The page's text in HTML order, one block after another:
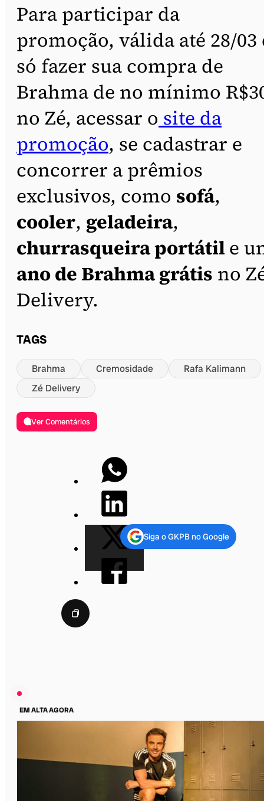
Para participar da
promoção, válida até 28/03
só fazer sua compra de
Brahma de no mínimo
no Zé, acessar o site da
promoção, se cadastrar e
concorrer a prêmios
exclusivos, como sofá,
cooler, geladeira,
churrasqueira portátile
ano de Brahma grátis no
Delivery.
TAGS
Brahma Cremosidade
Rafa Kalimann
Zé Delivery
Ver Comentários
Siga o GKPB no Google
EM ALTA AGORA